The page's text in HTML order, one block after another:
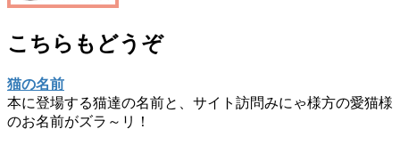
こちらもどうぞ
猫の名前
本に登場する猫達の名前と、サイト訪問みにゃ様方の愛猫様
のお名前がズラ～リ！